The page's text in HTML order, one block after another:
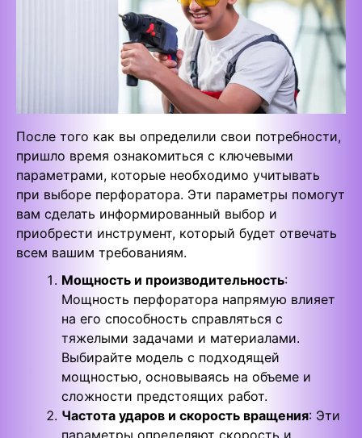
После того как вы определили свои потребности,
пришло время ознакомиться с ключевыми
параметрами, которые необходимо учитывать
при выборе перфоратора. Эти параметры помогут
вам сделать информированный выбор и
приобрести инструмент, который будет отвечать
всем вашим требованиям.
Мощность и производительность:
Мощность перфоратора напрямую влияет
на его способность справляться с
тяжелыми задачами и материалами.
Выбирайте модель с подходящей
мощностью, основываясь на объеме и
сложности предстоящих работ.
Частота ударов и скорость вращения: Эти
параметры определяют скорость и